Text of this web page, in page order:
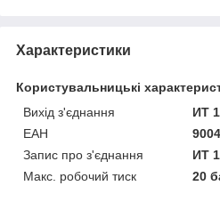
Характеристики
Користувальницькі
Вихід з'єднання
ИТ
ЕАН
Запис про з'єднання
ИТ
Макс. робочий тиск
20